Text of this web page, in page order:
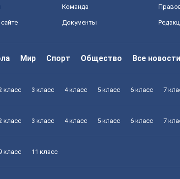
Команда
Документы
Мир Спорт Общество Все новости
класс 3 класс 4 класс 5 класс 6 класс 7
класс 3 класс 4 класс 5 класс 6 класс 7
класс 11 класс